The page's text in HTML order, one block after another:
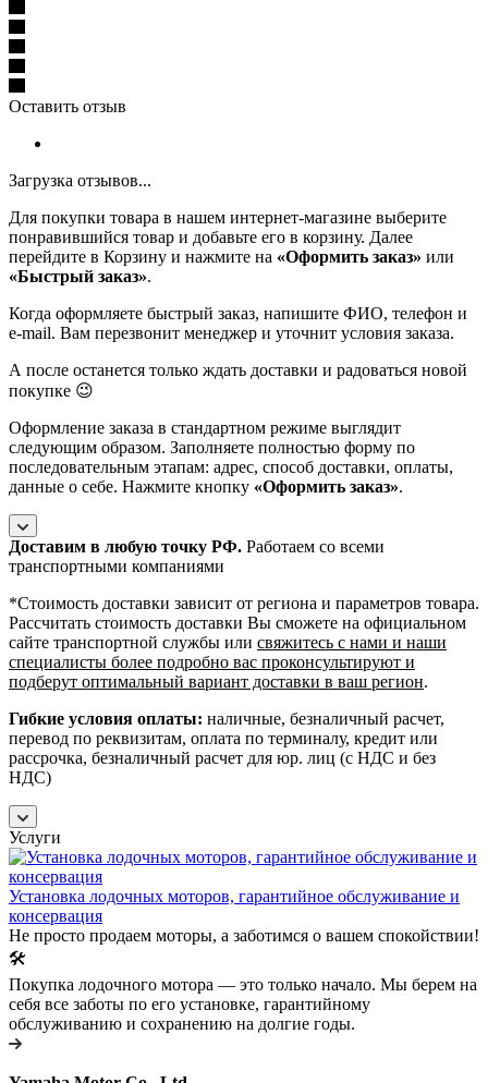
Оставить отзыв
Загрузка отзывов...
Для покупки товара в нашем интернет-магазине выберите
понравившийся товар и добавьте его в корзину. Далее
перейдите в Корзину и нажмите на «Оформить заказ» или
«Быстрый заказ».
Когда оформляете быстрый заказ, напишите ФИО, телефон и
e-mail. Вам перезвонит менеджер и уточнит условия заказа.
А после останется только ждать доставки и радоваться новой
покупке 😉
Оформление заказа в стандартном режиме выглядит
следующим образом. Заполняете полностью форму по
последовательным этапам: адрес, способ доставки, оплаты,
данные о себе. Нажмите кнопку «Оформить заказ».
Доставим в любую точку РФ. Работаем со всеми
транспортными компаниями
*Cтоимость доставки зависит от региона и параметров товара.
Рассчитать стоимость доставки Вы сможете на официальном
сайте транспортной службы или свяжитесь с нами и наши
специалисты более подробно вас проконсультируют и
подберут оптимальный вариант доставки в ваш регион.
Гибкие условия оплаты: наличные, безналичный расчет,
перевод по реквизитам, оплата по терминалу, кредит или
рассрочка, безналичный расчет для юр. лиц (с НДС и без
НДС)
Услуги
Установка лодочных моторов, гарантийное обслуживание и
консервация
Не просто продаем моторы, а заботимся о вашем спокойствии!
🛠️
Покупка лодочного мотора — это только начало. Мы берем на
себя все заботы по его установке, гарантийному
обслуживанию и сохранению на долгие годы.